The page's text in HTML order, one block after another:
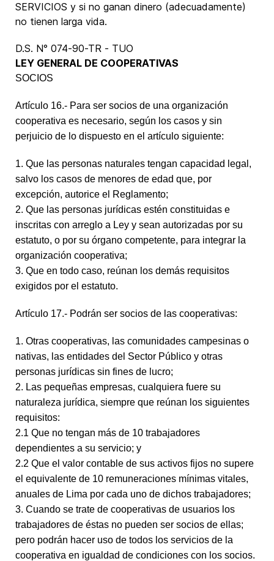
SERVICIOS y si no ganan dinero (adecuadamente)
no tienen larga vida.
D.S. N° 074-90-TR - TUO
LEY GENERAL DE COOPERATIVAS
SOCIOS
Artículo 16.- Para ser socios de una organización
cooperativa es necesario, según los casos y sin
perjuicio de lo dispuesto en el artículo siguiente:
1. Que las personas naturales tengan capacidad legal,
salvo los casos de menores de edad que, por
excepción, autorice el Reglamento;
2. Que las personas jurídicas estén constituidas e
inscritas con arreglo a Ley y sean autorizadas por su
estatuto, o por su órgano competente, para integrar la
organización cooperativa;
3. Que en todo caso, reúnan los demás requisitos
exigidos por el estatuto.
Artículo 17.- Podrán ser socios de las cooperativas:
1. Otras cooperativas, las comunidades campesinas o
nativas, las entidades del Sector Público y otras
personas jurídicas sin fines de lucro;
2. Las pequeñas empresas, cualquiera fuere su
naturaleza jurídica, siempre que reúnan los siguientes
requisitos:
2.1 Que no tengan más de 10 trabajadores
dependientes a su servicio; y
2.2 Que el valor contable de sus activos fijos no supere
el equivalente de 10 remuneraciones mínimas vitales,
anuales de Lima por cada uno de dichos trabajadores;
3. Cuando se trate de cooperativas de usuarios los
trabajadores de éstas no pueden ser socios de ellas;
pero podrán hacer uso de todos los servicios de la
cooperativa en igualdad de condiciones con los socios.